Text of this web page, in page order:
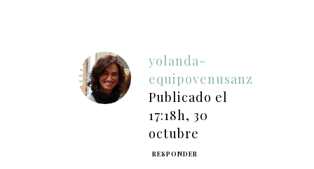
yolanda-
equipovenusanz
Publicado el
17:18h, 30
octubre
RESPONDER